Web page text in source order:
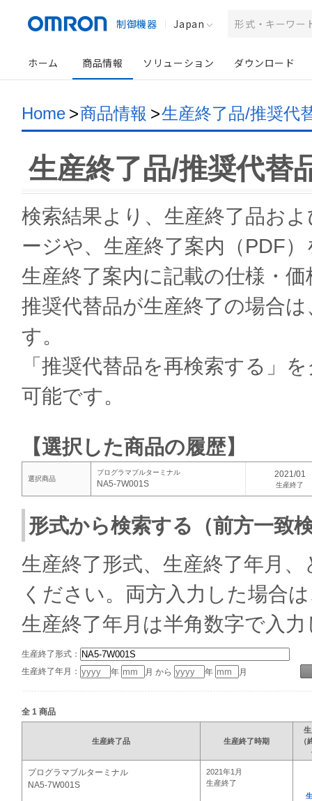
制御機器 Japan
ホーム 商品情報 ソリューション ダウンロード
Home >商品情報 >生産終了品/推奨代
生産終了品/推奨代替
検索結果より、生産終了品お
ージや、生産終了案内（PDF
生産終了案内に記載の仕様・
推奨代替品が生産終了の場合
す。
「推奨代替品を再検索する」
可能です。
【選択した商品の履歴】
選択商品
プログラマブルターミナル
NA5-7W001S
2021/01
生産終了
形式から検索する（前方一致
生産終了形式、生産終了年月
ください。両方入力した場合
生産終了年月は半角数字で入
生産終了形式：
生産終了年月：
年 月 から 年 月
全 1 商品
生産終了品 生産終了時期
（
プログラマブルターミナル
NA5-7W001S
2021年1月
生産終了